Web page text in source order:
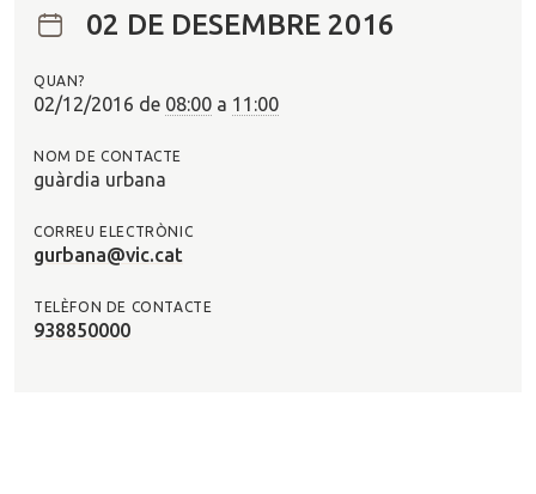
02 DE DESEMBRE 2016
QUAN?
02/12/2016 de 08:00 a 11:00
NOM DE CONTACTE
guàrdia urbana
CORREU ELECTRÒNIC
gurbana@vic.cat
TELÈFON DE CONTACTE
938850000